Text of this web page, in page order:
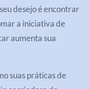
desejo é encontrar
a iniciativa de
aumenta sua
suas práticas de